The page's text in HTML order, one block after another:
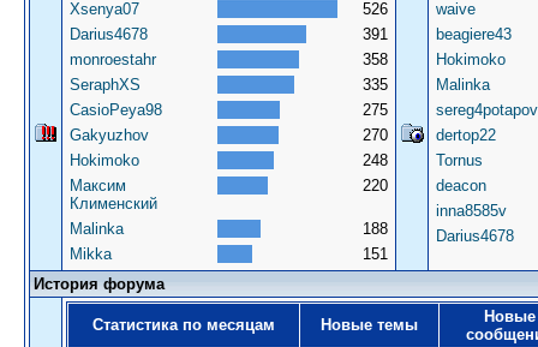
Xsenya07
526
Darius4678
391
monroestahr
358
SeraphXS
335
CasioPeya98
275
Gakyuzhov
270
Hokimoko
248
Максим
Клименский
220
Malinka
188
Mikka
151
waive
beagiere43
Hokimoko
Malinka
sereg4potapov
dertop22
Tornus
deacon
inna8585v
Darius4678
История форума
Статистика по месяцам Новые темы
Новые